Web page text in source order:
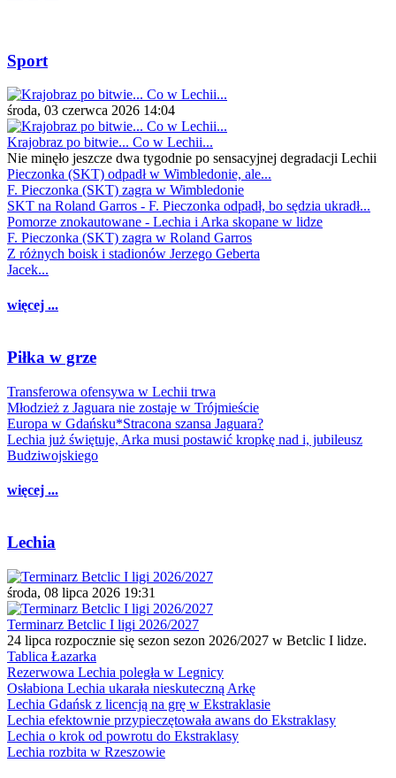
Sport
środa, 03 czerwca 2026 14:04
Krajobraz po bitwie... Co w Lechii...
Nie minęło jeszcze dwa tygodnie po sensacyjnej degradacji Lechii
Pieczonka (SKT) odpadł w Wimbledonie, ale...
F. Pieczonka (SKT) zagra w Wimbledonie
SKT na Roland Garros - F. Pieczonka odpadł, bo sędzia ukradł...
Pomorze znokautowane - Lechia i Arka skopane w lidze
F. Pieczonka (SKT) zagra w Roland Garros
Z różnych boisk i stadionów Jerzego Geberta
Jacek...
więcej ...
Piłka w grze
Transferowa ofensywa w Lechii trwa
Młodzież z Jaguara nie zostaje w Trójmieście
Europa w Gdańsku*Stracona szansa Jaguara?
Lechia już świętuje, Arka musi postawić kropkę nad i, jubileusz
Budziwojskiego
więcej ...
Lechia
środa, 08 lipca 2026 19:31
Terminarz Betclic I ligi 2026/2027
24 lipca rozpocznie się sezon sezon 2026/2027 w Betclic I lidze.
Tablica Łazarka
Rezerwowa Lechia poległa w Legnicy
Osłabiona Lechia ukarała nieskuteczną Arkę
Lechia Gdańsk z licencją na grę w Ekstraklasie
Lechia efektownie przypieczętowała awans do Ekstraklasy
Lechia o krok od powrotu do Ekstraklasy
Lechia rozbita w Rzeszowie